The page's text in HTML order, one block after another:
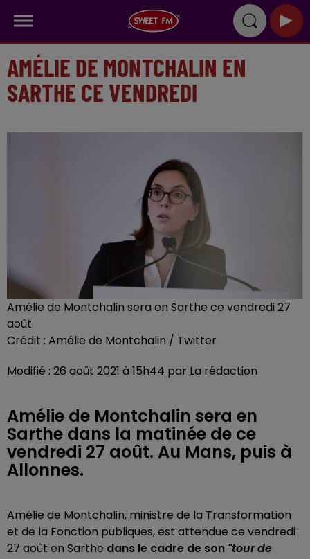
AMÉLIE DE MONTCHALIN EN
SARTHE CE VENDREDI
Amélie de Montchalin sera en Sarthe ce vendredi 27
août
Crédit : Amélie de Montchalin / Twitter
Modifié : 26 août 2021 à 15h44 par La rédaction
Amélie de Montchalin sera en
Sarthe dans la matinée de ce
vendredi 27 août. Au Mans, puis à
Allonnes.
Amélie de Montchalin, ministre de la Transformation
et de la Fonction publiques, est attendue ce vendredi
27 août en Sarthe dans le cadre de son "tour de